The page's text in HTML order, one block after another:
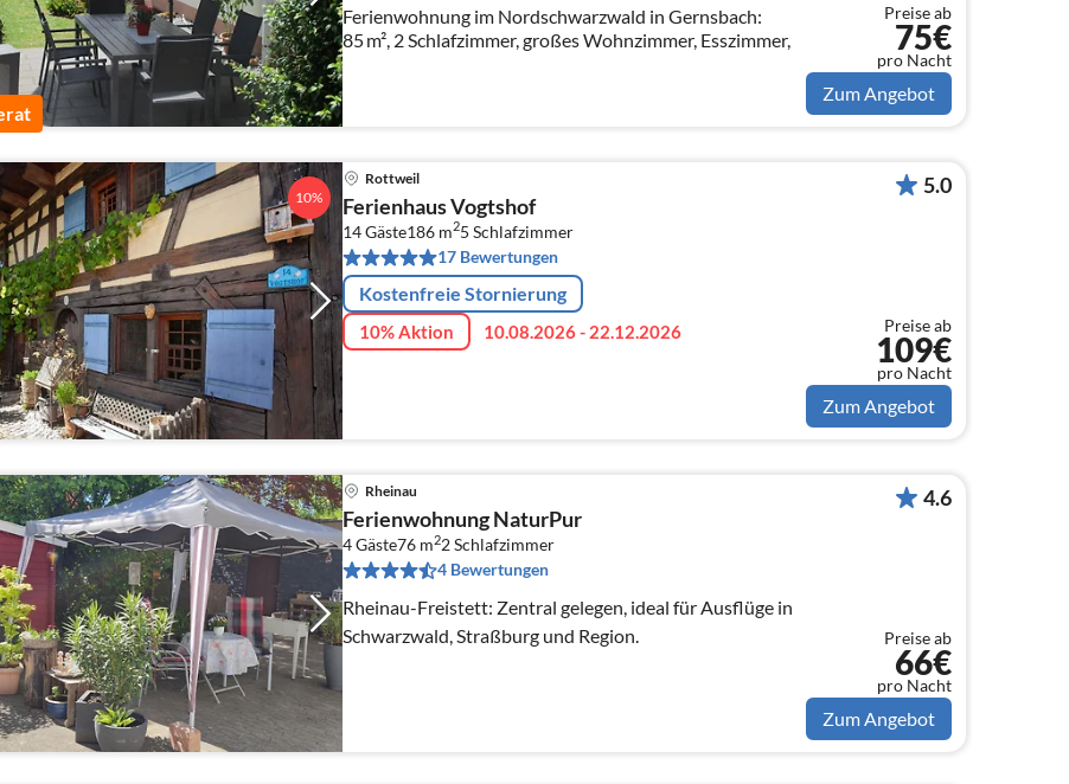
Ferienwohnung im Nordschwarzwald in Gernsbach:
85 m², 2 Schlafzimmer, großes Wohnzimmer, Esszimmer,
Preise ab
75€
pro Nacht
Zum Angebot
10%
Rottweil
Ferienhaus Vogtshof
14 Gäste186 m25 Schlafzimmer
17 Bewertungen
Kostenfreie Stornierung
10% Aktion 10.08.2026 - 22.12.2026
5.0
Preise ab
109€
pro Nacht
Zum Angebot
Rheinau
Ferienwohnung NaturPur
4 Gäste76 m22Schlafzimmer
4 Bewertungen
Rheinau-Freistett: Zentral gelegen, ideal für Ausflüge in
Schwarzwald, Straßburg und Region.
4.6
Preise ab
66€
pro Nacht
Zum Angebot